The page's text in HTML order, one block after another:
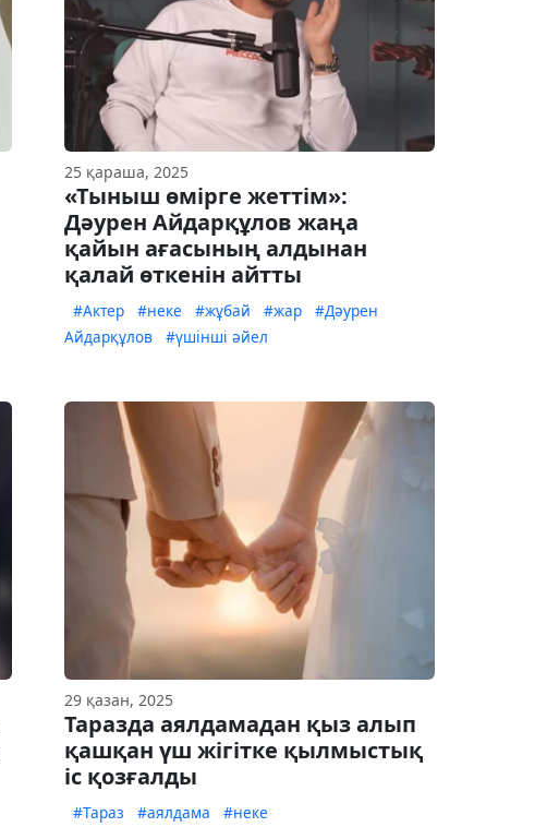
25 қараша, 2025
«Тыныш өмірге жеттім»:
Дәурен Айдарқұлов жаңа
қайын ағасының алдынан
қалай өткенін айтты
#Актер #неке #жұбай #жар
#Дәурен
Айдарқұлов
#үшінші әйел
29 қазан, 2025
Таразда аялдамадан қыз алып
қашқан үш жігітке қылмыстық
іс қозғалды
#Тараз #аялдама #неке